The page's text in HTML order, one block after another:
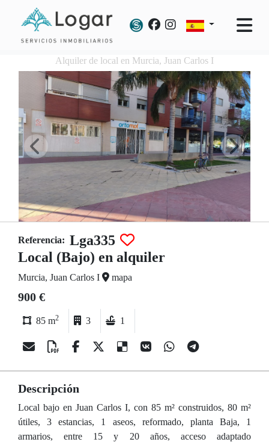
Alquiler de local en Murcia, Juan Carlos I
Referencia: Lga335
Local (Bajo) en alquiler
Murcia, Juan Carlos I mapa
900 €
85 m2 3 1
Descripción
Local bajo en Juan Carlos I, con 85 m² construidos, 80 m²
útiles, 3 estancias, 1 aseos, reformado, planta Baja, 1
armarios, entre 15 y 20 años, acceso adaptado